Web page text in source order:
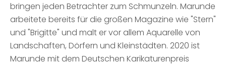
bringen jeden Betrachter zum Schmunzeln. Marunde
arbeitete bereits für die großen Magazine wie "Stern"
und "Brigitte" und malt er vor allem Aquarelle von
Landschaften, Dörfern und Kleinstädten. 2020 ist
Marunde mit dem Deutschen Karikaturenpreis